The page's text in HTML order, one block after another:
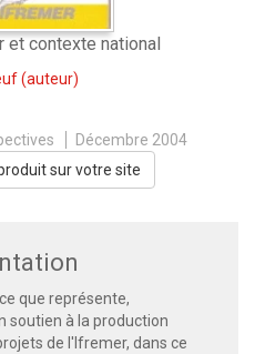
et contexte national
(auteur)
Décembre 2004
sur votre site
que représente,
soutien à la production
de l'Ifremer, dans ce